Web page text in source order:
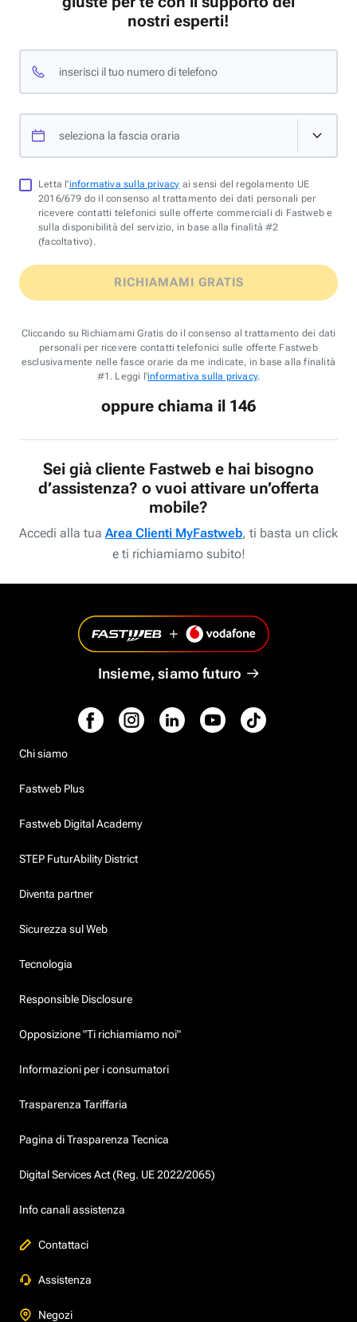
nostri esperti!
inserisci il tuo numero di telefono
seleziona la fascia oraria
Letta l'informativa sulla privacy ai sensi del regolamento UE
2016/679 do il consenso al trattamento dei dati personali per
ricevere contatti telefonici sulle offerte commerciali di Fastweb e
sulla disponibilità del servizio, in base alla finalità #2
(facoltativo).
RICHIAMAMI GRATIS
Cliccando su Richiamami Gratis do il consenso al trattamento dei dati
personali per ricevere contatti telefonici sulle offerte Fastweb
esclusivamente nelle fasce orarie da me indicate, in base alla finalità
#1. Leggi l'informativa sulla privacy.
oppure chiama il 146
Sei già cliente Fastweb e hai bisogno
d’assistenza? o vuoi attivare un’offerta
mobile?
Accedi alla tua Area Clienti MyFastweb, ti basta un click
e ti richiamiamo subito!
Insieme, siamo futuro
Chi siamo
Fastweb Plus
Fastweb Digital Academy
STEP FuturAbility District
Diventa partner
Sicurezza sul Web
Tecnologia
Responsible Disclosure
Opposizione "Ti richiamiamo noi"
Informazioni per i consumatori
Trasparenza Tariffaria
Pagina di Trasparenza Tecnica
Digital Services Act (Reg. UE 2022/2065)
Info canali assistenza
Contattaci
Assistenza
Negozi